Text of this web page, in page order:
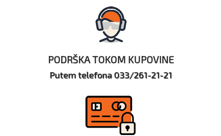
PODRŠKA TOKOM KUPOVINE
Putem telefona 033/261-21-21